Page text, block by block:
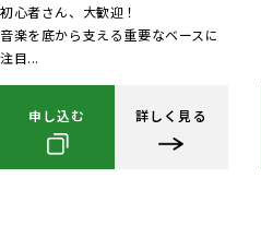
初心者さん、大歓迎！
音楽を底から支える重要なベースに
注目...
申し込む 詳しく見る